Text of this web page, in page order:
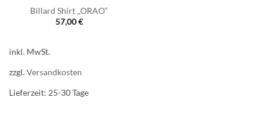
Billard Shirt „ORAO“
57,00€
inkl. MwSt.
zzgl.Versandkosten
Lieferzeit: 25-30 Tage